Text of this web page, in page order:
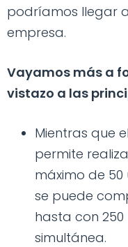
podríamos llegar
empresa.
Vayamos más a
vistazo a las
Mientras que
permite
máximo de 50
se puede
hasta con
simultánea.